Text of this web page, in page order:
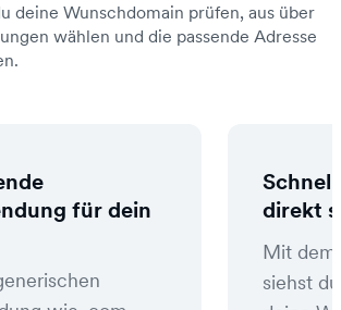
deine Wunschdomain prüfen, aus über
wählen und die passende Adresse
für dein
direkt
Mit dem
siehst